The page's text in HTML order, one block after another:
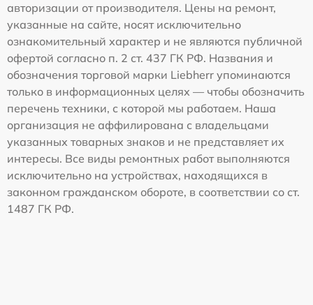
авторизации от производителя. Цены на ремонт,
указанные на сайте, носят исключительно
ознакомительный характер и не являются публичной
офертой согласно п. 2 ст. 437 ГК РФ. Названия и
обозначения торговой марки Liebherr упоминаются
только в информационных целях — чтобы обозначить
перечень техники, с которой мы работаем. Наша
организация не аффилирована с владельцами
указанных товарных знаков и не представляет их
интересы. Все виды ремонтных работ выполняются
исключительно на устройствах, находящихся в
законном гражданском обороте, в соответствии со ст.
1487 ГК РФ.